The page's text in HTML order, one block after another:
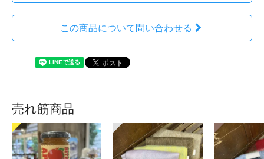
この商品について問い合わせる
売れ筋商品